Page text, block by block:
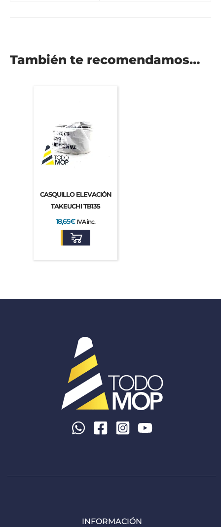
También te recomendamos…
CASQUILLO ELEVACIÓN
TAKEUCHI TB135
18,65€ IVA inc.
INFORMACIÓN